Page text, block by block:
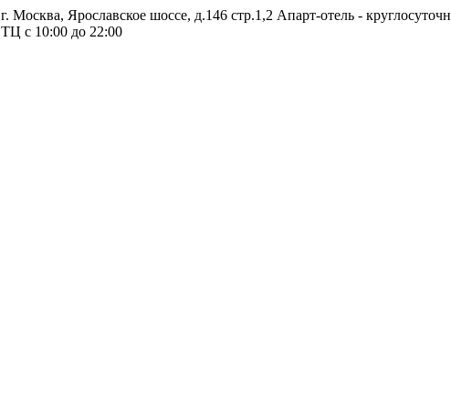
г. Москва, Ярославское шоссе, д.146 стр.1,2 Апарт-отель -
ТЦ с 10:00 до 22:00